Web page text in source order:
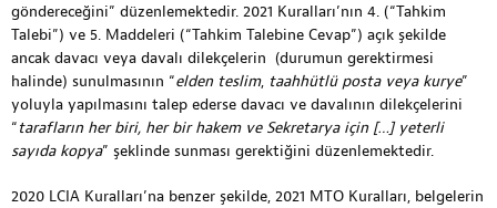
göndereceğini” düzenlemektedir. 2021 Kuralları’nın 4. (“Tahkim
Talebi”) ve 5. Maddeleri (“Tahkim Talebine Cevap”) açık şekilde
ancak davacı veya davalı dilekçelerin (durumun gerektirmesi
halinde) sunulmasının “elden teslim, taahhütlü posta veya kurye”
yoluyla yapılmasını talep ederse davacı ve davalının dilekçelerini
“tarafların her biri, her bir hakem ve Sekretarya için […] yeterli
sayıda kopya” şeklinde sunması gerektiğini düzenlemektedir.
2020 LCIA Kuralları’na benzer şekilde, 2021 MTO Kuralları, belgelerin